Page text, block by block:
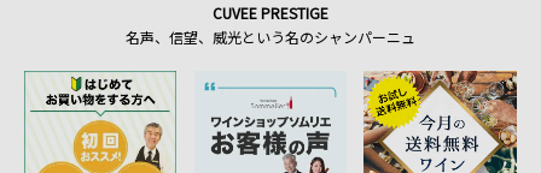
CUVEE PRESTIGE
名声、信望、威光という名のシャンパーニュ